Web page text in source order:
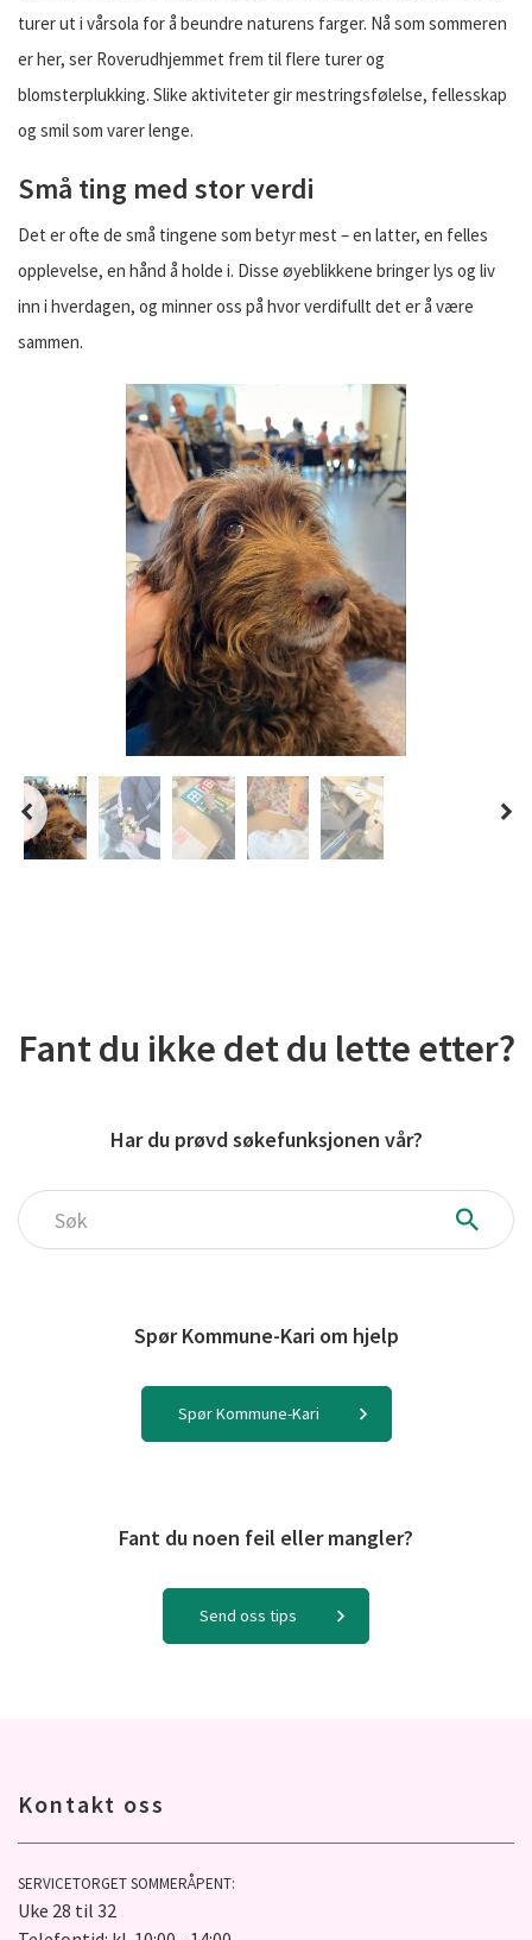
turer ut i vårsola for å beundre naturens farger. Nå som sommeren
er her, ser Roverudhjemmet frem til flere turer og
blomsterplukking. Slike aktiviteter gir mestringsfølelse, fellesskap
og smil som varer lenge.
Små ting med stor verdi
Det er ofte de små tingene som betyr mest – en latter, en felles
opplevelse, en hånd å holde i. Disse øyeblikkene bringer lys og liv
inn i hverdagen, og minner oss på hvor verdifullt det er å være
sammen.
Fant du ikke det du lette etter?
Har du prøvd søkefunksjonen vår?
Søk
Spør Kommune-Kari om hjelp
Spør Kommune-Kari
Fant du noen feil eller mangler?
Send oss tips
Kontakt oss
SERVICETORGET SOMMERÅPENT:
Uke 28 til 32